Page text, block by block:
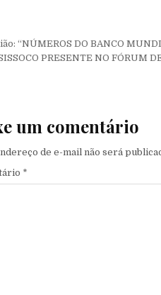
de Post
“NÚMEROS DO BANCO
PRESENTE NO FÓRUM
um comentário
de e-mail não será
*